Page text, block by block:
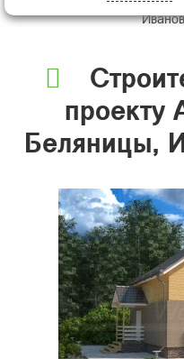
Беляницы,